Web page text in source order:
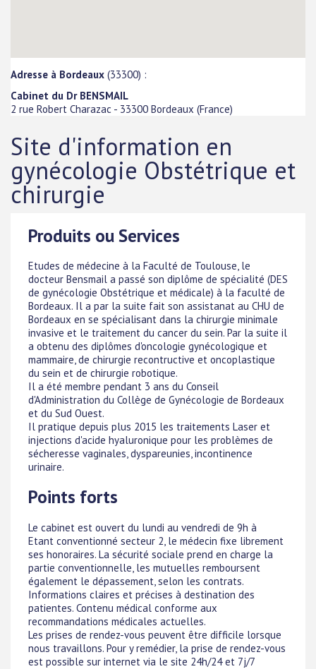
Adresse à Bordeaux (33300) :
Cabinet du Dr BENSMAIL
2 rue Robert Charazac - 33300 Bordeaux (France)
Site d'information en
gynécologie Obstétrique et
chirurgie
Produits ou Services
Etudes de médecine à la Faculté de Toulouse, le
docteur Bensmail a passé son diplôme de spécialité (DES
de gynécologie Obstétrique et médicale) à la faculté de
Bordeaux. Il a par la suite fait son assistanat au CHU de
Bordeaux en se spécialisant dans la chirurgie minimale
invasive et le traitement du cancer du sein. Par la suite il
a obtenu des diplômes d'oncologie gynécologique et
mammaire, de chirurgie recontructive et oncoplastique
du sein et de chirurgie robotique.
Il a été membre pendant 3 ans du Conseil
d'Administration du Collège de Gynécologie de Bordeaux
et du Sud Ouest.
Il pratique depuis plus 2015 les traitements Laser et
injections d'acide hyaluronique pour les problèmes de
sécheresse vaginales, dyspareunies, incontinence
urinaire.
Points forts
Le cabinet est ouvert du lundi au vendredi de 9h à
Etant conventionné secteur 2, le médecin fixe librement
ses honoraires. La sécurité sociale prend en charge la
partie conventionnelle, les mutuelles remboursent
également le dépassement, selon les contrats.
Informations claires et précises à destination des
patientes. Contenu médical conforme aux
recommandations médicales actuelles.
Les prises de rendez-vous peuvent être difficile lorsque
nous travaillons. Pour y remédier, la prise de rendez-vous
est possible sur internet via le site 24h/24 et 7j/7